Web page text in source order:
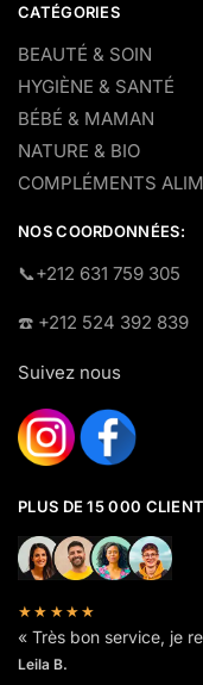
CATÉGORIES
BEAUTÉ & SOIN
HYGIÈNE & SANTÉ
BÉBÉ & MAMAN
NATURE & BIO
COMPLÉMENTS
NOS COORDONNÉES:
​📞+212 631 759 305
☎️​ +212 524 392 839
Suivez nous
PLUS DE 15 000
★★★★★
« Très bon service, je
Leila B.